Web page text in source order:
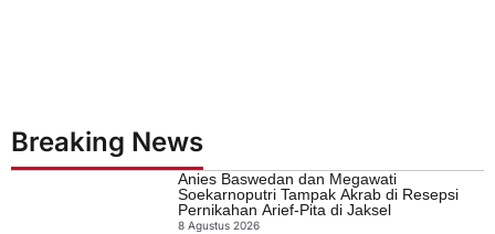
Breaking News
Anies Baswedan dan Megawati
Soekarnoputri Tampak Akrab di Resepsi
Pernikahan Arief-Pita di Jaksel
8 Agustus 2026